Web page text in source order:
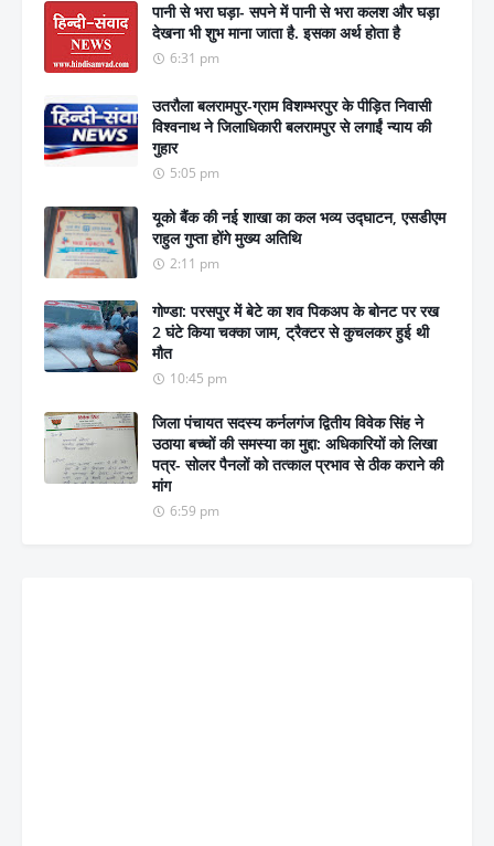
पानी से भरा घड़ा- सपने में पानी से भरा कलश और घड़ा
देखना भी शुभ माना जाता है. इसका अर्थ होता है
6:31 pm
उतरौला बलरामपुर-ग्राम विशम्भरपुर के पीड़ित निवासी
विश्वनाथ ने जिलाधिकारी बलरामपुर से लगाईं न्याय की
गुहार
5:05 pm
यूको बैंक की नई शाखा का कल भव्य उद्घाटन, एसडीएम
राहुल गुप्ता होंगे मुख्य अतिथि
2:11 pm
गोण्डा: परसपुर में बेटे का शव पिकअप के बोनट पर रख
2 घंटे किया चक्का जाम, ट्रैक्टर से कुचलकर हुई थी
मौत
10:45 pm
जिला पंचायत सदस्य कर्नलगंज द्वितीय विवेक सिंह ने
उठाया बच्चों की समस्या का मुद्दा: अधिकारियों को लिखा
पत्र- सोलर पैनलों को तत्काल प्रभाव से ठीक कराने की
मांग
6:59 pm